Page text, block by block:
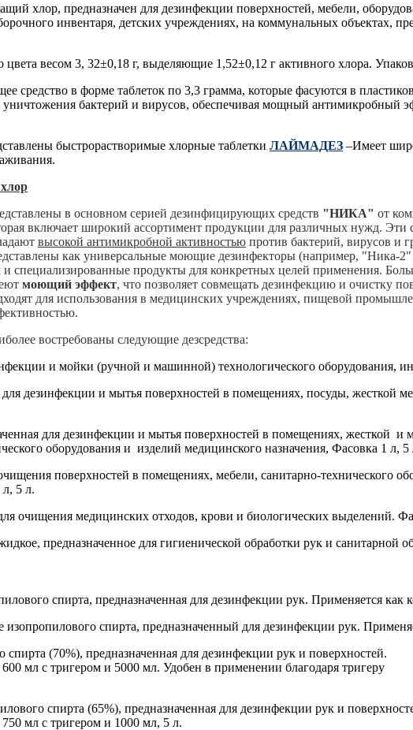
хлор, предназначен для дезинфекции поверхностей, мебели,
инвентаря, детских учреждениях, на коммунальных объектах,
весом 3, 32±0,18 г, выделяющие 1,52±0,12 г активного хлора.
средство в форме таблеток по 3,3 грамма, которые фасуются в
бактерий и вирусов, обеспечивая мощный антимикробный
быстрорастворимые хлорные таблетки ЛАЙМАДЕЗ –Имеет
в основном серией дезинфицирующих средств "НИКА" от
включает широкий ассортимент продукции для различных нужд. Эти
высокой антимикробной активностью против бактерий, вирусов и
как универсальные моющие дезинфекторы (например, "Ника-
и специализированные продукты для конкретных целей применения.
моющий эффект, что позволяет совмещать дезинфекцию и очистку
для использования в медицинских учреждениях, пищевой
востребованы следующие дезсредства:
и мойки (ручной и машинной) технологического оборудования,
дезинфекции и мытья поверхностей в помещениях, посуды, жесткой
для дезинфекции и мытья поверхностей в помещениях, жесткой и
оборудования и изделий медицинского назначения, Фасовка 1 л, 5
поверхностей в помещениях, мебели, санитарно-технического
5 л.
очищения медицинских отходов, крови и биологических выделений.
предназначенное для гигиенической обработки рук и санитарной
спирта, предназначенная для дезинфекции рук. Применяется
изопропилового спирта, предназначенный для дезинфекции рук.
спирта (70%), предназначенная для дезинфекции рук и поверхностей.
мл с тригером и 5000 мл. Удобен в применении благодаря тригеру
спирта (65%), предназначенная для дезинфекции рук и
мл с тригером и 1000 мл, 5 л.